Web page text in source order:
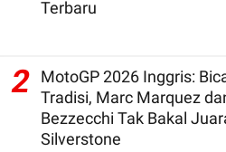
Terbaru
2
MotoGP 2026 Inggris:
Tradisi, Marc Marquez
Bezzecchi Tak Bakal Juara
Silverstone